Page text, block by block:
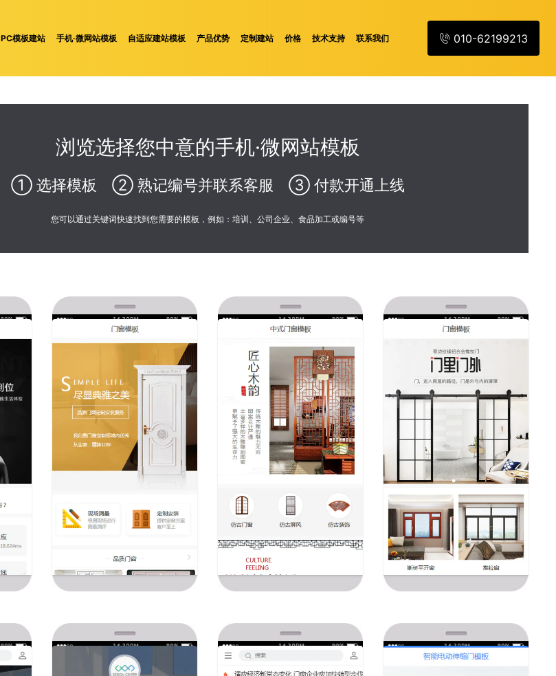
PC模板建站 手机·微网站模板 自适应建站模板 产品优势 定制建站 价格 技术支持 联系我们 010-62199213
浏览选择您中意的手机·微网站模板
① 选择模板 ② 熟记编号并联系客服 ③ 付款开通上线
您可以通过关键词快速找到您需要的模板，例如：培训、公司企业、食品加工或编号等